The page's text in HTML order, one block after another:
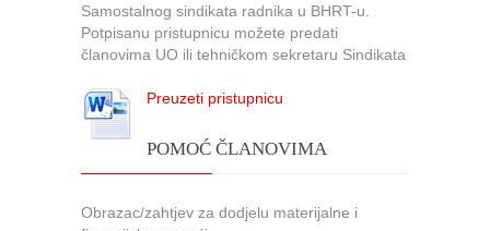
Samostalnog sindikata radnika u BHRT-u.
Potpisanu pristupnicu možete predati
članovima UO ili tehničkom sekretaru Sindikata
Preuzeti pristupnicu
POMOĆ ČLANOVIMA
Obrazac/zahtjev za dodjelu materijalne i